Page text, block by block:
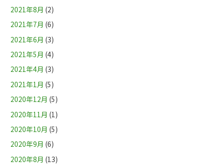
2021年8月 (2)
2021年7月 (6)
2021年6月 (3)
2021年5月 (4)
2021年4月 (3)
2021年1月 (5)
2020年12月 (5)
2020年11月 (1)
2020年10月 (5)
2020年9月 (6)
2020年8月 (13)